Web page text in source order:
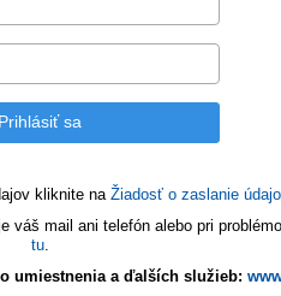
kliknite na Žiadosť o zaslanie
váš mail ani telefón alebo pri
tu.
umiestnenia a ďalších služieb: